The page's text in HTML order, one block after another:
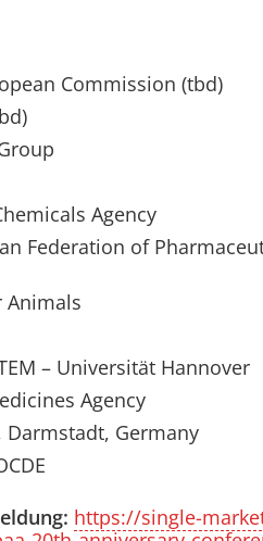
Commission (tbd)
Agency
Federation of
Animals
– Universität Hannover
Agency
Darmstadt, Germany
https://single-